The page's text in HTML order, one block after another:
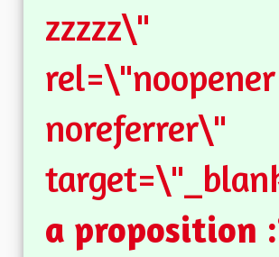
zzzzz\"
rel=\"noopener
noreferrer\"
a proposition